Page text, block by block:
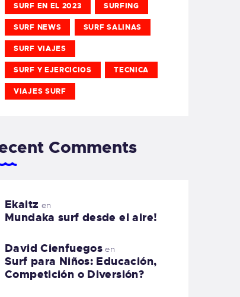
SURF EN EL 2023 SURFING
SURF NEWS SURF SALINAS
SURF VIAJES
SURF Y EJERCICIOS TECNICA
VIAJES SURF
Comments
Ekaitz en
Mundaka surf desde el aire!
David Cienfuegos en
Surf para Niños: Educación,
Competición o Diversión?